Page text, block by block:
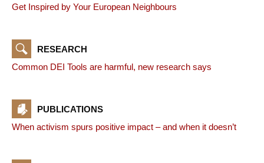
Get Inspired by Your European Neighbours
RESEARCH
Common DEI Tools are harmful, new research says
PUBLICATIONS
When activism spurs positive impact – and when it doesn’t